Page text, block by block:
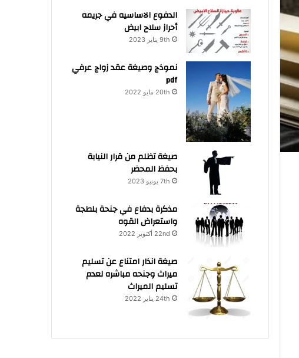
الدفوع الاساسيه في جريمه
أحراز سلاح ابيض
9th يناير 2023
نموذج وصيغة عقد زواج عرفي
pdf
20th مايو 2022
صيغة تظلم من قرار النيابة
بحفظ المحضر
7th يونيو 2023
مذكرة بدفاع في جنحة بلطجة
واستعراض القوه
22nd أكتوبر 2022
صيغة انذار امتناع عن تسليم
ميراث وجنحه مباشره لعدم
تسليم الميراث
24th يناير 2022